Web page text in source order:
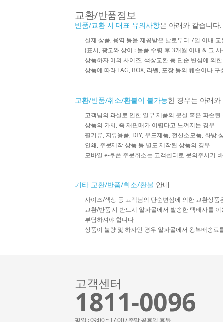
교환/반품정보
반품/교환 시 대표 유의사항은 아래와 같습니다.
실제 상품, 용역 등을 제공받은 날로부터 7일 이내
(표시, 광고와 상이 : 물품 수령 후 3개월 이내 & 그
상품하자 이외 사이즈, 색상교환 등 단순 변심에 의
상품에 따라 TAG, BOX, 라벨, 포장 등의 훼손이나
교환/반품/취소/환불이 불가능한 경우는 아래와
고객님의 과실로 인한 일부 제품의 분실 혹은 파손된
상품의 가치, 즉 재판매가 어렵다고 느껴지는 경우
필기류, 지류용품, DIY, 우드제품, 전산소모품, 화방
인쇄, 주문제작 상품 등 별도 제작된 상품의 경우
모바일 e-쿠폰 주문취소는 고객센터로 문의주시기
기타 교환/반품/취소/환불 안내
사이즈/색상 등 고객님의 단순변심에 의한 교환상
교환/반품 시 반드시 알파몰에서 발송한 택배사를
부담하셔야 합니다
상품이 불량 및 하자인 경우 알파몰에서 왕복배송료
고객센터
1811-0096
평일 : 09:00 ~ 17:00 / 주말,공휴일 휴뮤